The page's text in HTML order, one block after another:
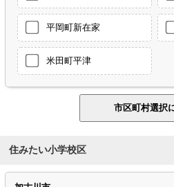
平岡町新在家
米田町平津
住みたい小学校区